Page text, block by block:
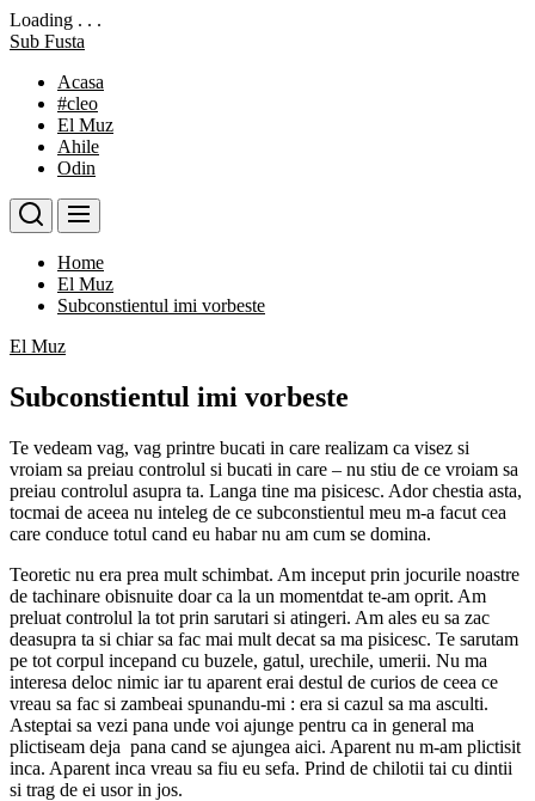
Loading . . .
Skip
content
Sub Fusta
Acasa
#cleo
El Muz
Ahile
Odin
Home
El Muz
Subconstientul imi vorbeste
El Muz
Subconstientul imi vorbeste
Te vedeam vag, vag printre bucati in care realizam ca visez si
vroiam sa preiau controlul si bucati in care – nu stiu de ce vroiam sa
preiau controlul asupra ta. Langa tine ma pisicesc. Ador chestia asta,
tocmai de aceea nu inteleg de ce subconstientul meu m-a facut cea
care conduce totul cand eu habar nu am cum se domina.
Teoretic nu era prea mult schimbat. Am inceput prin jocurile noastre
de tachinare obisnuite doar ca la un momentdat te-am oprit. Am
preluat controlul la tot prin sarutari si atingeri. Am ales eu sa zac
deasupra ta si chiar sa fac mai mult decat sa ma pisicesc. Te sarutam
pe tot corpul incepand cu buzele, gatul, urechile, umerii. Nu ma
interesa deloc nimic iar tu aparent erai destul de curios de ceea ce
vreau sa fac si zambeai spunandu-mi : era si cazul sa ma asculti.
Asteptai sa vezi pana unde voi ajunge pentru ca in general ma
plictiseam deja pana cand se ajungea aici. Aparent nu m-am plictisit
inca. Aparent inca vreau sa fiu eu sefa. Prind de chilotii tai cu dintii
si trag de ei usor in jos.